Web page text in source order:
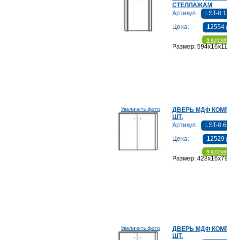
СТЕЛЛАЖАМ
Артикул.
LST-8.1
Цена:
12554
в
Размер:
Увеличить фото
ДВЕРЬ МДФ
ШТ.
Артикул.
LST-8.6
Цена:
12529
в
Размер:
Увеличить фото
ДВЕРЬ МДФ
ШТ.